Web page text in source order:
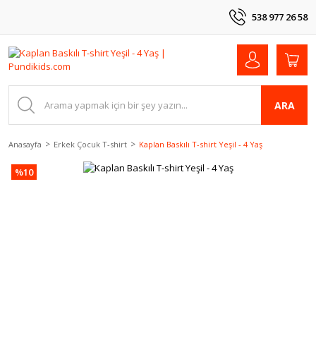
538 977 26 58
ARA
Anasayfa Erkek Çocuk T-shirt Kaplan Baskılı T-shirt Yeşil - 4 Yaş
%10